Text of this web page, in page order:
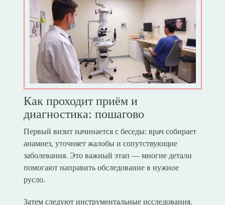
Как проходит приём и
диагностика: пошагово
Первый визит начинается с беседы: врач собирает
анамнез, уточняет жалобы и сопутствующие
заболевания. Это важный этап — многие детали
помогают направить обследование в нужное
русло.
Затем следуют инструментальные исследования.